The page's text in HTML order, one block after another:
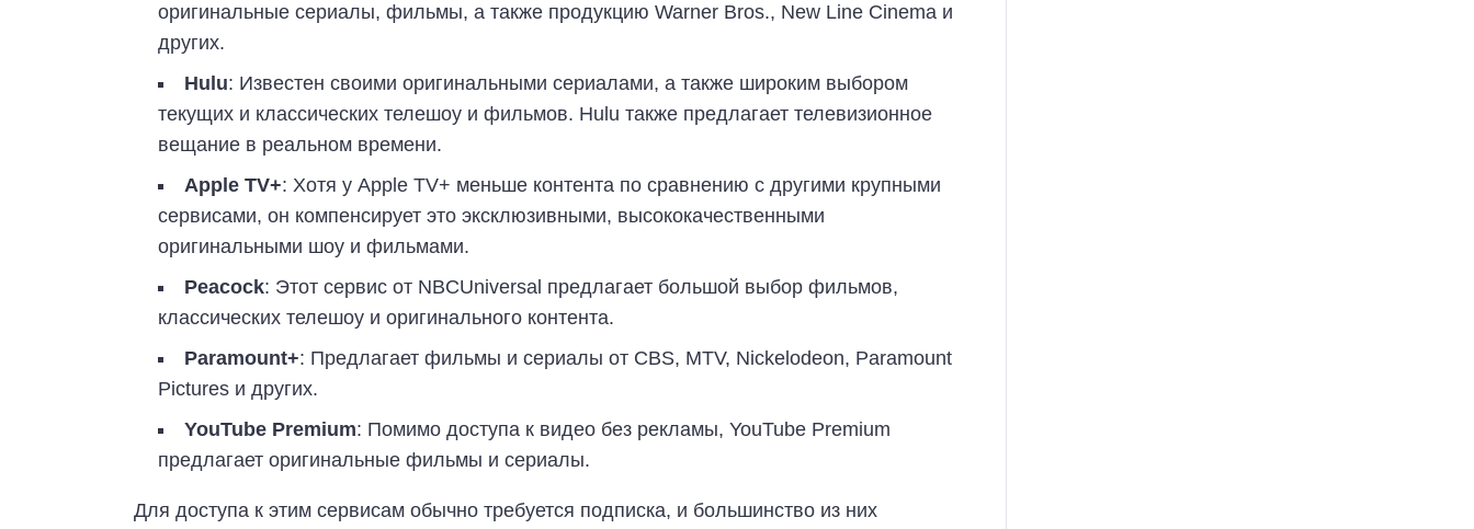
оригинальные сериалы, фильмы, а также продукцию Warner Bros., New Line Cinema и
других.
Hulu: Известен своими оригинальными сериалами, а также широким выбором
текущих и классических телешоу и фильмов. Hulu также предлагает телевизионное
вещание в реальном времени.
Apple TV+: Хотя у Apple TV+ меньше контента по сравнению с другими крупными
сервисами, он компенсирует это эксклюзивными, высококачественными
оригинальными шоу и фильмами.
Peacock: Этот сервис от NBCUniversal предлагает большой выбор фильмов,
классических телешоу и оригинального контента.
Paramount+: Предлагает фильмы и сериалы от CBS, MTV, Nickelodeon, Paramount
Pictures и других.
YouTube Premium: Помимо доступа к видео без рекламы, YouTube Premium
предлагает оригинальные фильмы и сериалы.
Для доступа к этим сервисам обычно требуется подписка, и большинство из них